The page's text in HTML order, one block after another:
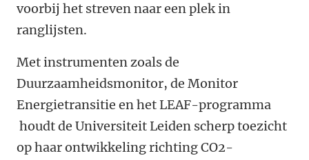
voorbij het streven naar een plek in
ranglijsten.
Met instrumenten zoals de
Duurzaamheidsmonitor, de Monitor
Energietransitie en het LEAF-programma
houdt de Universiteit Leiden scherp toezicht
op haar ontwikkeling richting CO2-